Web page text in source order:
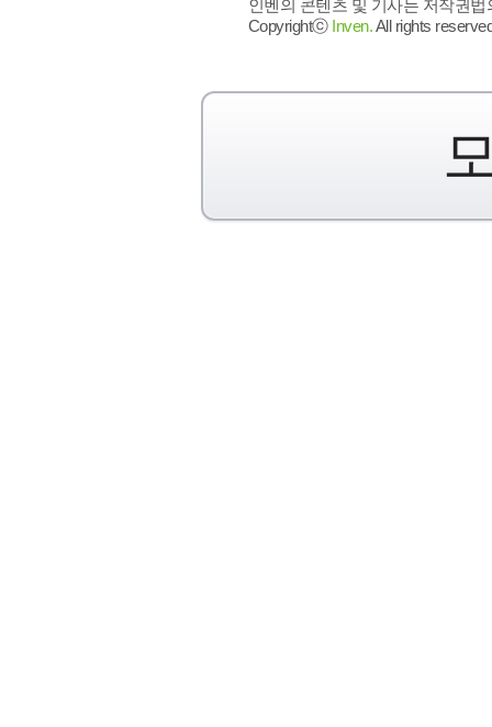
인벤의 콘텐츠 및 기사는 저작권
Copyrightⓒ Inven.All rights